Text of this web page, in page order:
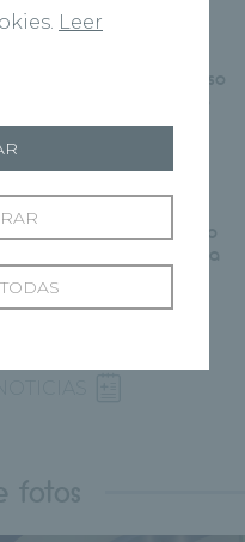
participa en el VII Congreso
conversión del
en una
de desarrollo
Salud da un paso
verde en diagnóstico por la
resonancia magnética sin
fotos
Leer